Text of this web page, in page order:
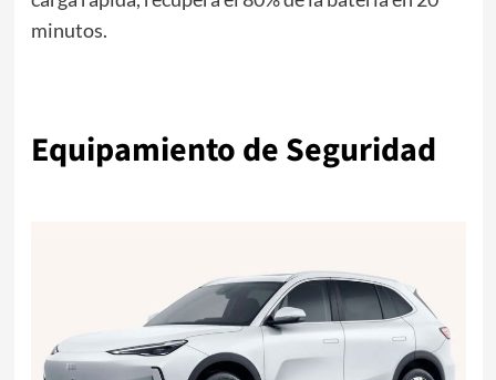
minutos.
Equipamiento de Seguridad